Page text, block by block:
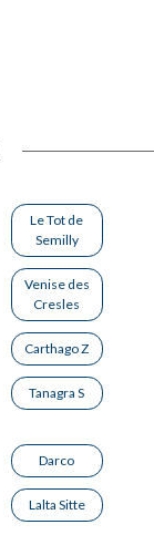
Le Tot de
Semilly
Venise des
Cresles
Carthago Z
Tanagra S
Darco
Lalta Sitte